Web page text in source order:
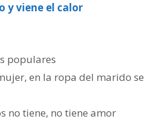
y viene el calor
populares
en la ropa del marido se
no tiene, no tiene amor